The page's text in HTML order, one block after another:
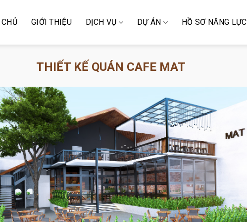
GIỚI THIỆU DỊCH VỤ DỰ ÁN HỒ SƠ NĂNG LỰC
THIẾT KẾ QUÁN CAFE MAT